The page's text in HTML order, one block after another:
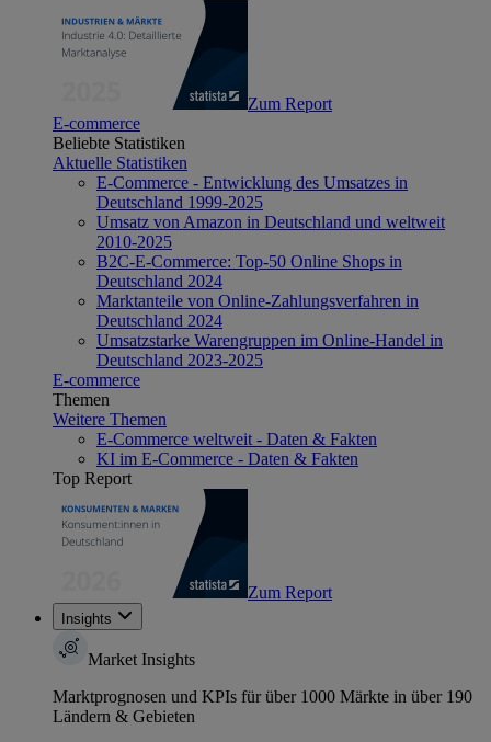
Zum Report
E-commerce
Beliebte Statistiken
Aktuelle Statistiken
E-Commerce - Entwicklung des Umsatzes in
Deutschland 1999-2025
Umsatz von Amazon in Deutschland und weltweit
2010-2025
B2C-E-Commerce: Top-50 Online Shops in
Deutschland 2024
Marktanteile von Online-Zahlungsverfahren in
Deutschland 2024
Umsatzstarke Warengruppen im Online-Handel in
Deutschland 2023-2025
E-commerce
Themen
Weitere Themen
E-Commerce weltweit - Daten & Fakten
KI im E-Commerce - Daten & Fakten
Top Report
Zum Report
Insights
Market Insights
Marktprognosen und KPIs für über 1000 Märkte in über 190
Ländern & Gebieten